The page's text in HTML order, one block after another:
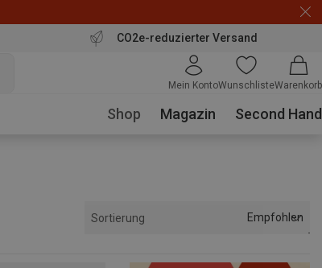
CO2e-reduzierter Versand
Mein KontoWunschlisteWarenkorb
Shop Magazin Second Hand
Sortierung Empfohlen